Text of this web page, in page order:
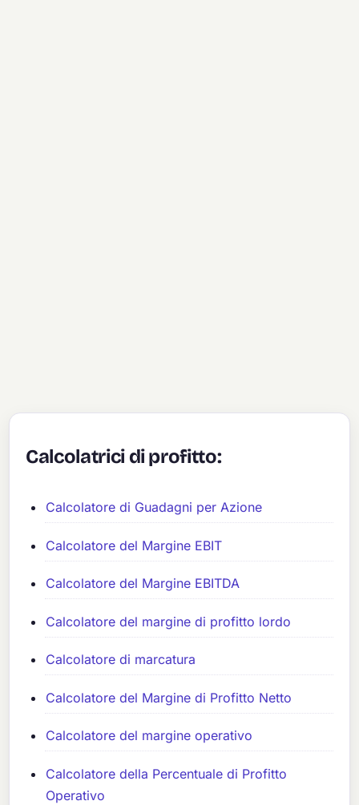
Calcolatrici di profitto:
Calcolatore di Guadagni per Azione
Calcolatore del Margine EBIT
Calcolatore del Margine EBITDA
Calcolatore del margine di profitto lordo
Calcolatore di marcatura
Calcolatore del Margine di Profitto Netto
Calcolatore del margine operativo
Calcolatore della Percentuale di Profitto
Operativo